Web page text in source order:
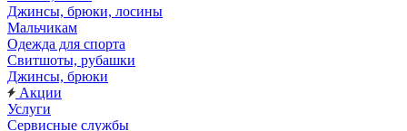
Джинсы, брюки, лосины
Мальчикам
Одежда для спорта
Свитшоты, рубашки
Джинсы, брюки
Акции
Услуги
Сервисные службы